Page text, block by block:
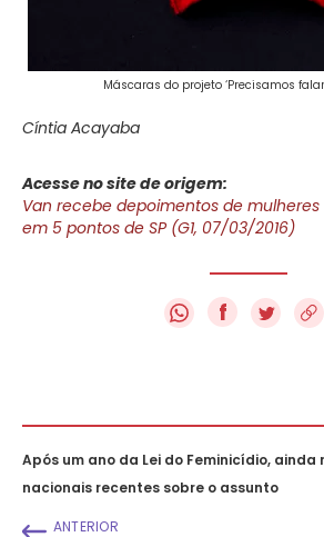
Máscaras do projeto ‘Precisamos
Cíntia Acayaba
Acesse no site de origem:
Van recebe depoimentos de
em 5 pontos de SP (G1, 07/03/2016)
f
Após um ano da Lei do Feminicídio,
nacionais recentes sobre o assunto
ANTERIOR